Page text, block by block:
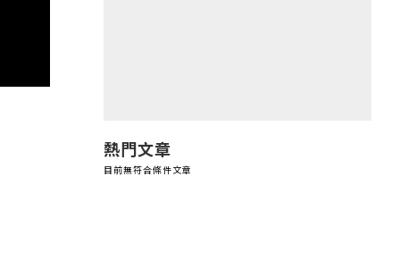
熱門文章
目前無符合條件文章